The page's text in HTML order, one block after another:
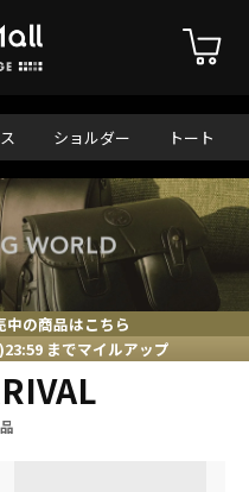
ショルダー トート
の商品はこちら
までマイルアップ